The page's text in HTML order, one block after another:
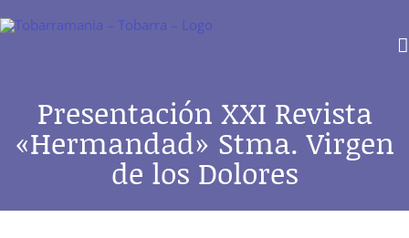
Presentación XXI Revista
«Hermandad» Stma. Virgen
de los Dolores